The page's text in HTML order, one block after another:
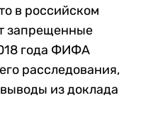
в российском
запрещенные
года ФИФА
расследования,
из доклада